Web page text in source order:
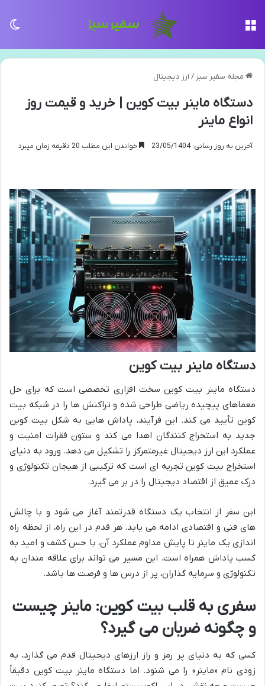
مجله سفیر سبز / ارز دیجیتال
دستگاه ماینر بیت کوین | خرید و قیمت روز
انواع ماینر
آخرین به روز رسانی: 23/05/1404 خواندن این مطلب 20 دقیقه زمان میبرد
دستگاه ماینر بیت کوین
دستگاه ماینر بیت کوین سخت افزاری تخصصی است که برای حل
معماهای پیچیده ریاضی طراحی شده و تراکنش ها را در شبکه بیت
کوین تأیید می کند. این فرآیند، پاداش هایی به شکل بیت کوین
جدید به استخراج کنندگان اهدا می کند و ستون فقرات امنیت و
عملکرد این ارز دیجیتال غیرمتمرکز را تشکیل می دهد. ورود به دنیای
استخراج بیت کوین تجربه ای است که ترکیبی از هیجان تکنولوژی و
درک عمیق از اقتصاد دیجیتال را در بر می گیرد.
این سفر از انتخاب یک دستگاه قدرتمند آغاز می شود و با چالش
های فنی و اقتصادی ادامه می یابد. هر قدم در این راه، از لحظه راه
اندازی یک ماینر تا پایش مداوم عملکرد آن، با حس کشف و امید به
کسب پاداش همراه است. این مسیر می تواند برای علاقه مندان به
تکنولوژی و سرمایه گذاران، پر از درس ها و فرصت ها باشد.
سفری به قلب بیت کوین: ماینر چیست
و چگونه ضربان می گیرد؟
کسی که به دنیای پر رمز و راز ارزهای دیجیتال قدم می گذارد، به
زودی نام «ماینر» را می شنود. اما دستگاه ماینر بیت کوین دقیقاً